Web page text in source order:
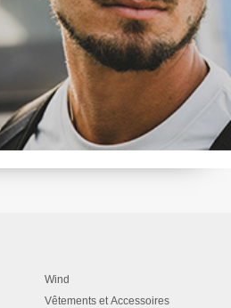
Wind
Vêtements et Accessoires